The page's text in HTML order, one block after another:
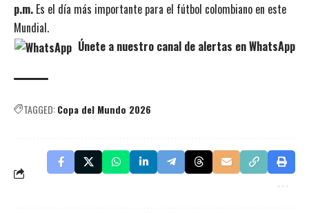
p.m. Es el día más importante para el fútbol colombiano en este
Mundial.
Únete a nuestro canal de alertas en WhatsApp
TAGGED:Copa del Mundo 2026